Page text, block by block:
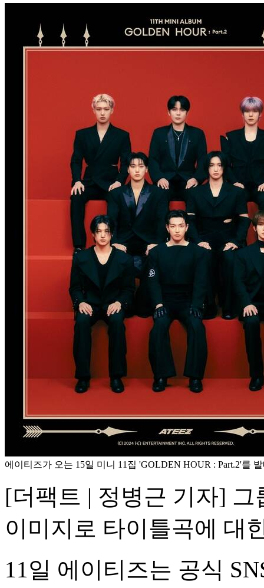
에이티즈가 오는 15일 미니 11집 'GOLDEN HOUR : Part.2'를
[더팩트 | 정병근 기자]
이미지로 타이틀곡에 대
11일 에이티즈는 공식